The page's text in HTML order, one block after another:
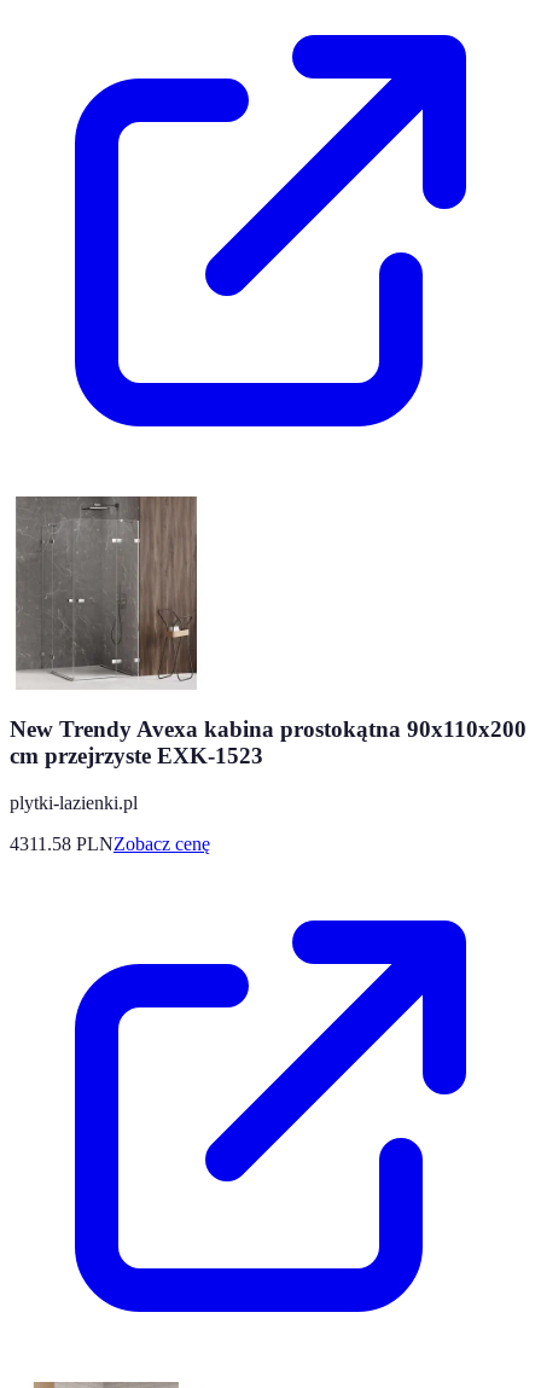
New Trendy Avexa kabina prostokątna 90x110x200
cm przejrzyste EXK-1523
plytki-lazienki.pl
4311.58 PLNZobacz cenę